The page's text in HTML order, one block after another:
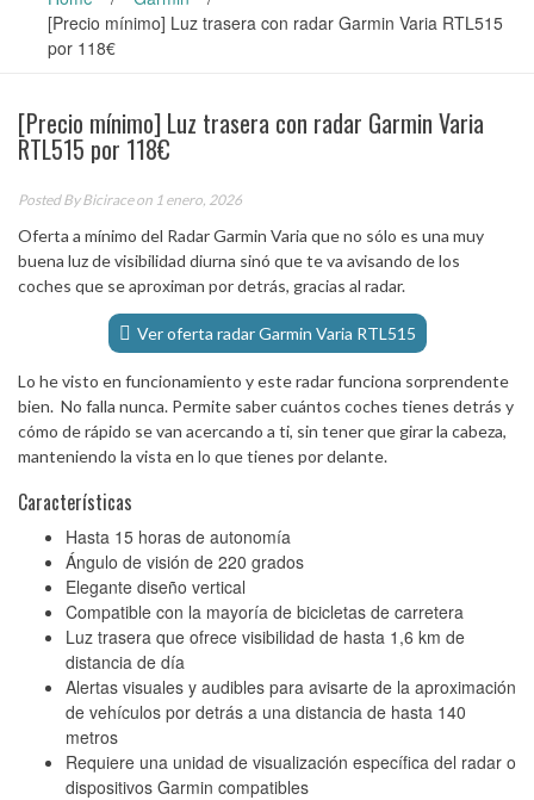
[Precio mínimo] Luz trasera con radar Garmin Varia RTL515
por 118€
[Precio mínimo] Luz trasera con radar Garmin Varia
RTL515 por 118€
Posted ByBiciraceon 1 enero, 2026
Oferta a mínimo del Radar Garmin Varia que no sólo es una muy
buena luz de visibilidad diurna sinó que te va avisando de los
coches que se aproximan por detrás, gracias al radar.
Ver oferta radar Garmin Varia RTL515
Lo he visto en funcionamiento y este radar funciona sorprendente
bien. No falla nunca. Permite saber cuántos coches tienes detrás y
cómo de rápido se van acercando a ti, sin tener que girar la cabeza,
manteniendo la vista en lo que tienes por delante.
Características
Hasta 15 horas de autonomía
Ángulo de visión de 220 grados
Elegante diseño vertical
Compatible con la mayoría de bicicletas de carretera
Luz trasera que ofrece visibilidad de hasta 1,6 km de
distancia de día
Alertas visuales y audibles para avisarte de la aproximación
de vehículos por detrás a una distancia de hasta 140
metros
Requiere una unidad de visualización específica del radar o
dispositivos Garmin compatibles